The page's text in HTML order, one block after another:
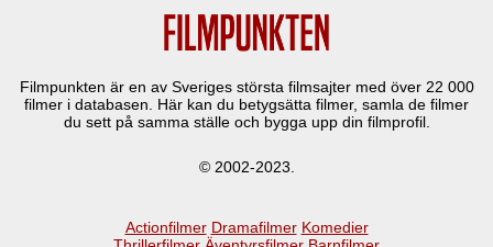
Filmpunkten är en av Sveriges största filmsajter med över 22 000
filmer i databasen. Här kan du betygsätta filmer, samla de filmer
du sett på samma ställe och bygga upp din filmprofil.
© 2002-2023.
Actionfilmer Dramafilmer Komedier